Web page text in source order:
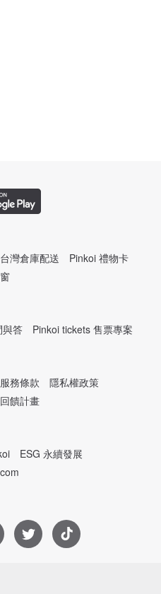
灣倉庫配送
Pinkoi 禮物卡
與答 Pinkoi tickets 售票專案
服務條款
隱私權政策
饋計畫
ESG 永續發展